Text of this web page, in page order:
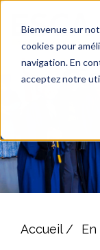
Bienvenue sur
cookies pour
navigation. En
acceptez notre
Accueil / En